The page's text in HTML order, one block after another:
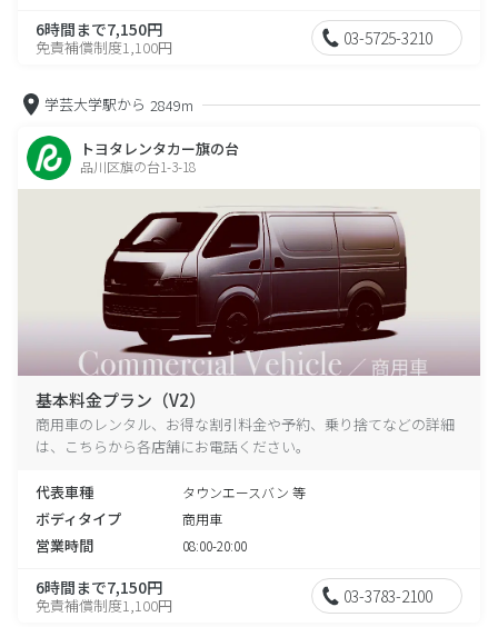
6時間まで7,150円
免責補償制度1,100円 03-5725-3210
学芸大学駅から 2849m
トヨタレンタカー旗の台
品川区旗の台1-3-18
基本料金プラン（V2）
商用車のレンタル、お得な割引料金や予約、乗り捨てなどの詳細
は、こちらから各店舗にお電話ください。
代表車種 タウンエースバン 等
ボディタイプ 商用車
営業時間 08:00-20:00
6時間まで7,150円
免責補償制度1,100円 03-3783-2100